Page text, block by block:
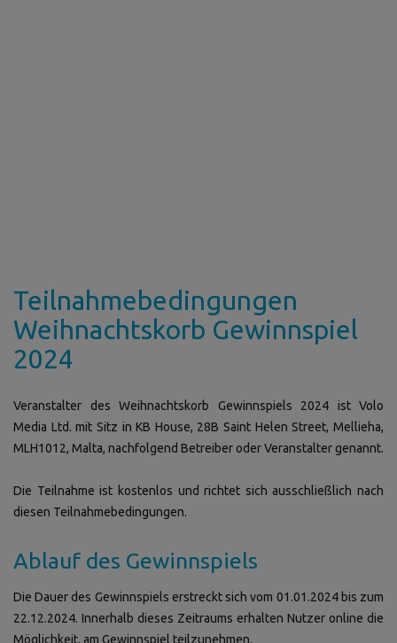
Teilnahmebedingungen
Weihnachtskorb Gewinnspiel
2024
Veranstalter des Weihnachtskorb Gewinnspiels 2024 ist Volo
Media Ltd. mit Sitz in KB House, 28B Saint Helen Street, Mellieha,
MLH1012, Malta, nachfolgend Betreiber oder Veranstalter genannt.
Die Teilnahme ist kostenlos und richtet sich ausschließlich nach
diesen Teilnahmebedingungen.
Ablauf des Gewinnspiels
Die Dauer des Gewinnspiels erstreckt sich vom 01.01.2024 bis zum
22.12.2024. Innerhalb dieses Zeitraums erhalten Nutzer online die
Möglichkeit, am Gewinnspiel teilzunehmen.